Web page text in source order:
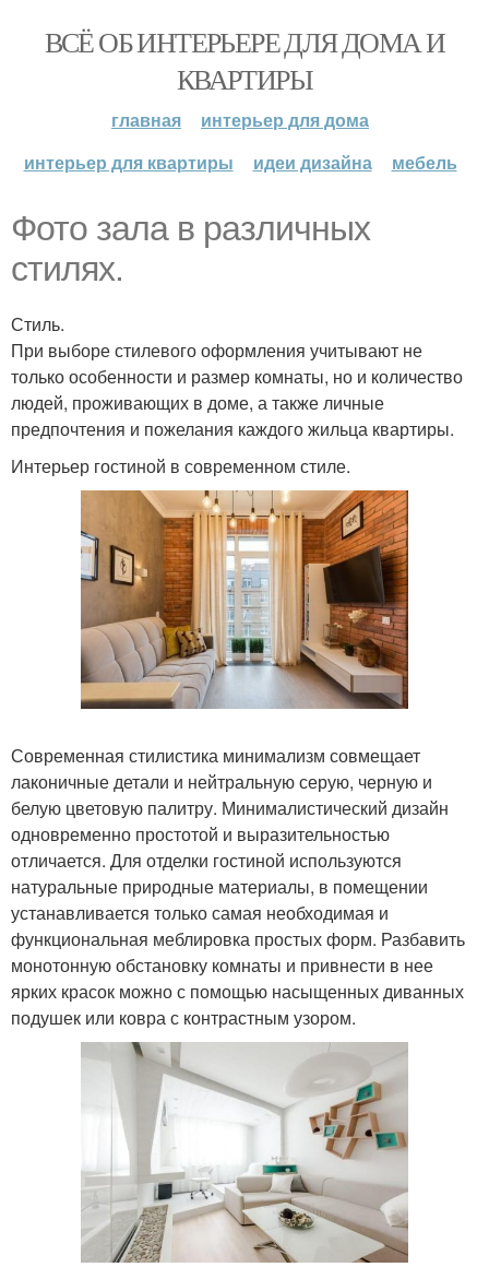
ВСЁ ОБ ИНТЕРЬЕРЕ ДЛЯ ДОМА И
КВАРТИРЫ
главная
интерьер для дома
интерьер для квартиры
идеи дизайна мебель
Фото зала в различных
стилях.
Стиль.
При выборе стилевого оформления учитывают не
только особенности и размер комнаты, но и количество
людей, проживающих в доме, а также личные
предпочтения и пожелания каждого жильца квартиры.
Интерьер гостиной в современном стиле.
Современная стилистика минимализм совмещает
лаконичные детали и нейтральную серую, черную и
белую цветовую палитру. Минималистический дизайн
одновременно простотой и выразительностью
отличается. Для отделки гостиной используются
натуральные природные материалы, в помещении
устанавливается только самая необходимая и
функциональная меблировка простых форм. Разбавить
монотонную обстановку комнаты и привнести в нее
ярких красок можно с помощью насыщенных диванных
подушек или ковра с контрастным узором.